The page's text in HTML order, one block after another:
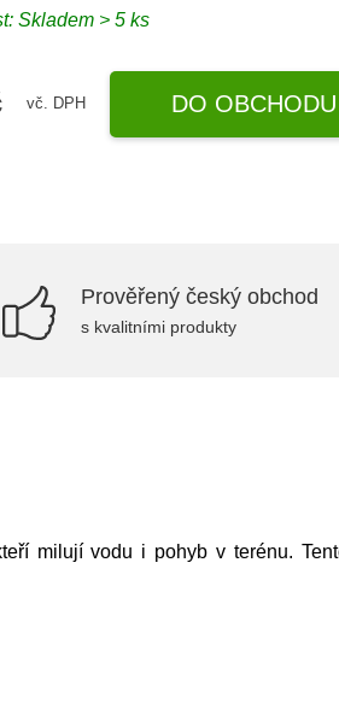
Skladem > 5 ks
vč. DPH DO
Prověřený český obchod
s kvalitními produkty
milují vodu i pohyb v terénu.